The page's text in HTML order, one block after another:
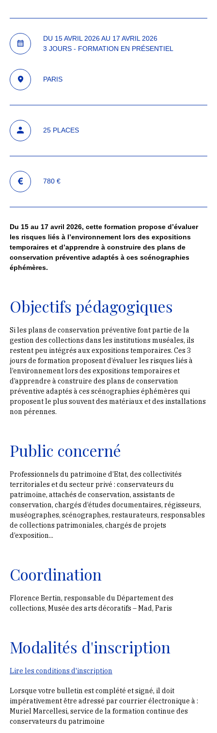
DU 15 AVRIL 2026 AU 17 AVRIL 2026
3 JOURS - FORMATION EN PRÉSENTIEL
PARIS
25 PLACES
780 €
Du 15 au 17 avril 2026, cette formation propose d’évaluer
les risques liés à l’environnement lors des expositions
temporaires et d’apprendre à construire des plans de
conservation préventive adaptés à ces scénographies
éphémères.
Objectifs pédagogiques
Si les plans de conservation préventive font partie de la
gestion des collections dans les institutions muséales, ils
restent peu intégrés aux expositions temporaires. Ces 3
jours de formation proposent d’évaluer les risques liés à
l’environnement lors des expositions temporaires et
d’apprendre à construire des plans de conservation
préventive adaptés à ces scénographies éphémères qui
proposent le plus souvent des matériaux et des installations
non pérennes.
Public concerné
Professionnels du patrimoine d’Etat, des collectivités
territoriales et du secteur privé : conservateurs du
patrimoine, attachés de conservation, assistants de
conservation, chargés d’études documentaires, régisseurs,
muséographes, scénographes, restaurateurs, responsables
de collections patrimoniales, chargés de projets
d’exposition...
Coordination
Florence Bertin, responsable du Département des
collections, Musée des arts décoratifs – Mad, Paris
Modalités d'inscription
Lire les conditions d'inscription
Lorsque votre bulletin est complété et signé, il doit
impérativement être adressé par courrier électronique à :
Muriel Marcellesi, service de la formation continue des
conservateurs du patrimoine